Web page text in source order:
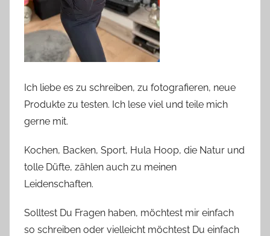
Ich liebe es zu schreiben, zu fotografieren, neue
Produkte zu testen. Ich lese viel und teile mich
gerne mit.
Kochen, Backen, Sport, Hula Hoop, die Natur und
tolle Düfte, zählen auch zu meinen
Leidenschaften.
Solltest Du Fragen haben, möchtest mir einfach
so schreiben oder vielleicht möchtest Du einfach